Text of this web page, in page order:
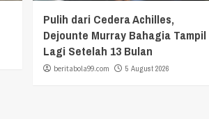
Pulih dari Cedera Achilles,
Dejounte Murray Bahagia Tampil
Lagi Setelah 13 Bulan
beritabola99.com 5 August 2026